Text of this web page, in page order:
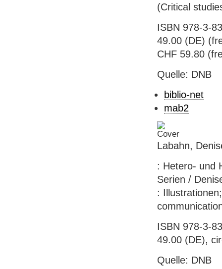
(Critical
ISBN 978-3-
49.00 (DE)
CHF 59.80
Quelle: DNB
biblio-net
mab2
Labahn,
: Hetero- und
Serien /
:
ISBN 978-3-
49.00 (DE),
Quelle: DNB